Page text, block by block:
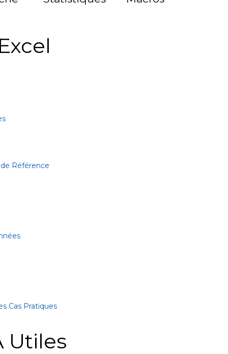
Référence
Cas Pratiques
Utiles